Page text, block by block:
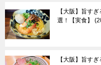
【大阪】旨す
選！【実食】
【大阪】旨す